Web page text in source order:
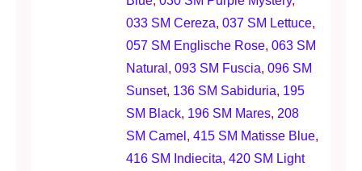
033 SM Cereza, 037 SM Lettuce,
057 SM Englische Rose, 063 SM
Natural , 093 SM Fuscia, 096 SM
Sunset, 136 SM Sabiduria, 195
SM Black, 196 SM Mares, 208
SM Camel , 415 SM Matisse Blue,
416 SM Indiecita, 420 SM Light